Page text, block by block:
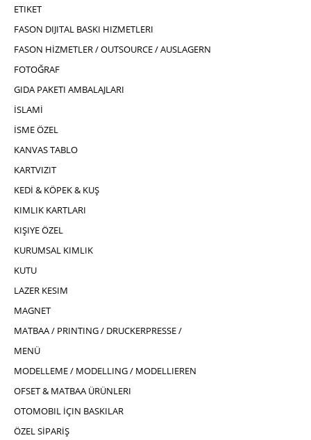
ETIKET
FASON DIJITAL BASKI HIZMETLERI
FASON HİZMETLER / OUTSOURCE / AUSLAGERN
FOTOĞRAF
GIDA PAKETI AMBALAJLARI
İSLAMİ
İSME ÖZEL
KANVAS TABLO
KARTVIZIT
KEDİ & KÖPEK & KUŞ
KIMLIK KARTLARI
KIŞIYE ÖZEL
KURUMSAL KIMLIK
KUTU
LAZER KESIM
MAGNET
MATBAA / PRINTING / DRUCKERPRESSE /
MENÜ
MODELLEME / MODELLING / MODELLIEREN
OFSET & MATBAA ÜRÜNLERI
OTOMOBIL İÇIN BASKILAR
ÖZEL SİPARİŞ